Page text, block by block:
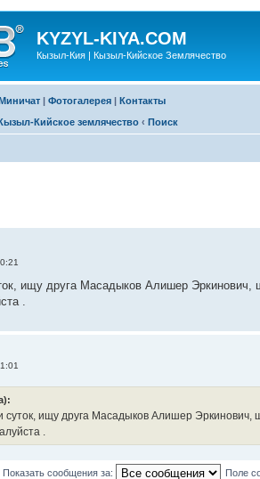
KYZYL-KIYA.COM
Кызыл-Кия | Кызыл-Кийское Землячество
| Фотогалерея | Контакты
Кийское землячество ‹ Поиск
ищу друга Масадыков Алишер Эркинович,
.
суток, ищу друга Масадыков Алишер Эркинович,
.
Показать сообщения за: Поле